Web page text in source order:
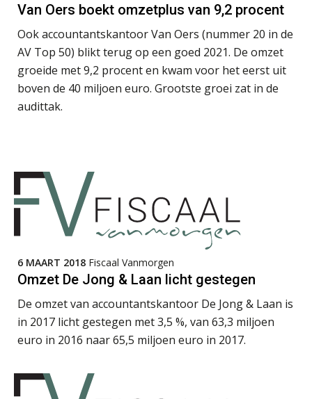
Van Oers boekt omzetplus van 9,2 procent
Ook accountantskantoor Van Oers (nummer 20 in de
AV Top 50) blikt terug op een goed 2021. De omzet
groeide met 9,2 procent en kwam voor het eerst uit
boven de 40 miljoen euro. Grootste groei zat in de
audittak.
6 MAART 2018 Fiscaal Vanmorgen
Omzet De Jong & Laan licht gestegen
De omzet van accountantskantoor De Jong & Laan is
in 2017 licht gestegen met 3,5 %, van 63,3 miljoen
euro in 2016 naar 65,5 miljoen euro in 2017.
Kees Beishuizen
Rakesh Ghirah